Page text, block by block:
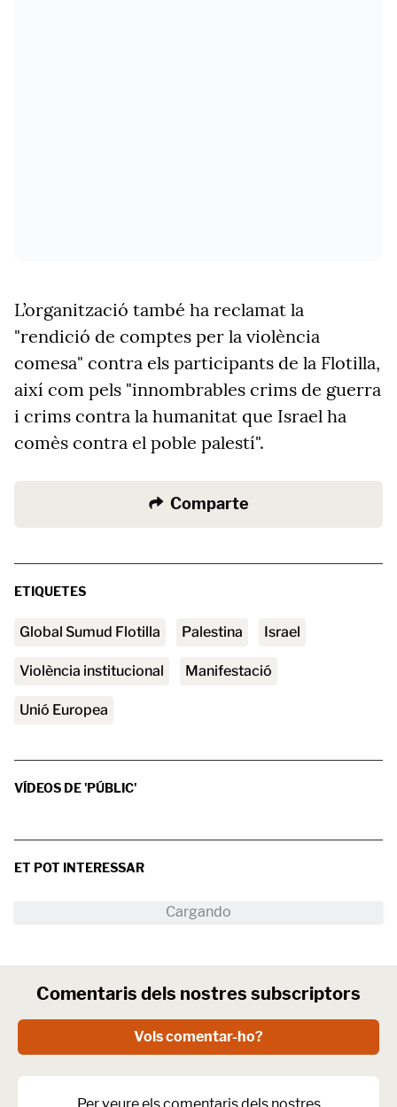
L’organització també ha reclamat la
"rendició de comptes per la violència
comesa" contra els participants de la Flotilla,
així com pels "innombrables crims de guerra
i crims contra la humanitat que Israel ha
comès contra el poble palestí".
Comparte
ETIQUETES
Global Sumud Flotilla Palestina Israel
violència institucional manifestació
Unió Europea
VÍDEOS DE 'PÚBLIC'
ET POT INTERESSAR
Comentaris dels nostres subscriptors
Vols comentar-ho?